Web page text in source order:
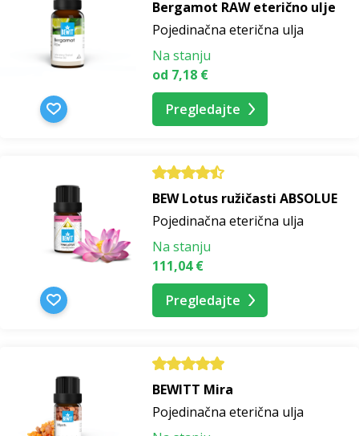
Bergamot RAW eterično ulje
Pojedinačna eterična ulja
Na stanju
od 7,18 €
Pregledajte
BEW Lotus ružičasti ABSOLUE
Pojedinačna eterična ulja
Na stanju
111,04 €
Pregledajte
BEWITT Mira
Pojedinačna eterična ulja